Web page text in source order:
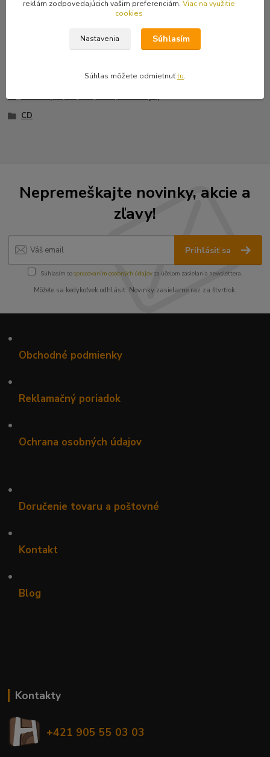
11 De Profondis Clamavi 5:18
12 Moesta Et Errabunda 8:00
Tovar zaradený v kategóriách
Hudba (CD, LP, MC, DVD, škatuľky...)
CD
Nepremeškajte novinky, akcie a
zľavy!
Prihlásiť sa
Súhlasím sospracovaním osobných údajov za účelom zasielania newslettera.
Môžete sa kedykoľvek odhlásiť. Novinky zasielame raz za štvrťrok.
•
Obchodné podmienky
•
Reklamačný poriadok
•
Ochrana osobných údajov
•
Doručenie tovaru a poštovné
•
Kontakt
•
Blog
Kontakty
+421 905 55 03 03
reklám zodpovedajúcich vašim preferenciám. Viac na využitie
cookies
Nastavenia Súhlasím
Súhlas môžete odmietnuťtu.